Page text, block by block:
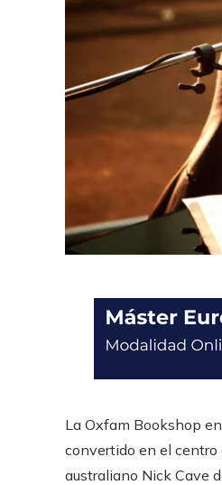
La Oxfam Bookshop
convertido en el centro
australiano Nick Cave